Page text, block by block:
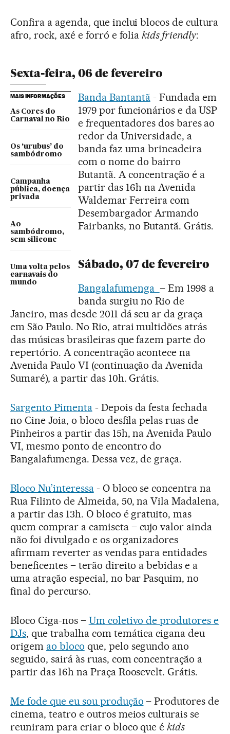
Confira a agenda, que inclui blocos de cultura
afro, rock, axé e forró e foliakids friendly:
Sexta-feira, 06 de fevereiro
MAIS INFORMAÇÕES
As Cores do
Carnaval no Rio
Os ‘urubus’ do
sambódromo
Campanha
pública, doença
privada
Ao
sambódromo,
sem silicone
Uma volta pelos
carnavais do
mundo
Banda Bantantã- Fundada em
1979 por funcionários e da USP
e frequentadores dos bares ao
redor da Universidade, a
banda faz uma brincadeira
com o nome do bairro
Butantã. A concentração é a
partir das 16h na Avenida
Waldemar Ferreira com
Desembargador Armando
Fairbanks, no Butantã. Grátis.
Sábado, 07 de fevereiro
Bangalafumenga – Em 1998 a
banda surgiu no Rio de
Janeiro, mas desde 2011 dá seu ar da graça
em São Paulo. No Rio, atrai multidões atrás
das músicas brasileiras que fazem parte do
repertório. A concentração acontece na
Avenida Paulo VI (continuação da Avenida
Sumaré), a partir das 10h. Grátis.
Sargento Pimenta- Depois da festa fechada
no Cine Joia, o bloco desfila pelas ruas de
Pinheiros a partir das 15h, na Avenida Paulo
VI, mesmo ponto de encontro do
Bangalafumenga. Dessa vez, de graça.
Bloco Nu’interessa- O bloco se concentra na
Rua Filinto de Almeida, 50, na Vila Madalena,
a partir das 13h. O bloco é gratuito, mas
quem comprar a camiseta – cujo valor ainda
não foi divulgado e os organizadores
afirmam reverter as vendas para entidades
beneficentes – terão direito a bebidas e a
uma atração especial, no bar Pasquim, no
final do percurso.
Bloco Ciga-nos – Um coletivo de produtores e
DJs, que trabalha com temática cigana deu
origem ao bloco que, pelo segundo ano
seguido, sairá às ruas, com concentração a
partir das 16h na Praça Roosevelt. Grátis.
Me fode que eu sou produção – Produtores de
cinema, teatro e outros meios culturais se
reuniram para criar o bloco que ékids